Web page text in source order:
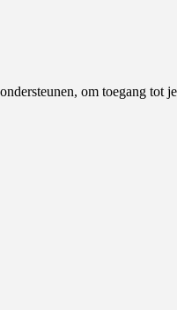
om toegang tot